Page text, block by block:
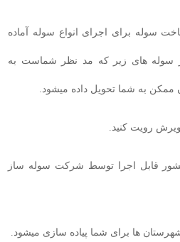
سوله برای اجرای انواع سوله آماده
سوله های زیر که مد نظر شماست به
به شما تحویل داده میشود.
رویت کنید.
قابل اجرا توسط شرکت سوله ساز
ها برای شما پیاده سازی میشود.